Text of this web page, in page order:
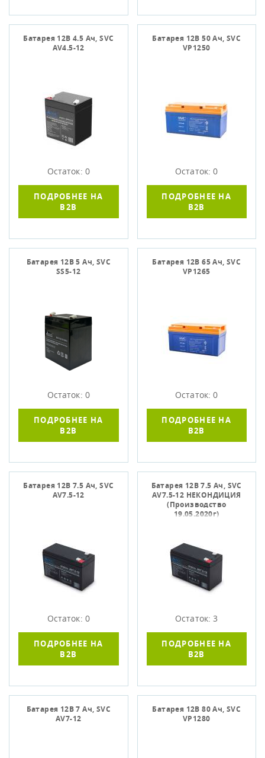
Батарея 12В 4.5 Ач, SVC
AV4.5-12
Остаток: 0
ПОДРОБНЕЕ НА
B2B
Батарея 12В 50 Ач, SVC
VP1250
Остаток: 0
ПОДРОБНЕЕ НА
B2B
Батарея 12В 5 Ач, SVC
SS5-12
Остаток: 0
ПОДРОБНЕЕ НА
B2B
Батарея 12В 65 Ач, SVC
VP1265
Остаток: 0
ПОДРОБНЕЕ НА
B2B
Батарея 12В 7.5 Ач, SVC
AV7.5-12
Остаток: 0
ПОДРОБНЕЕ НА
B2B
Батарея 12В 7.5 Ач, SVC
AV7.5-12 НЕКОНДИЦИЯ
(Производство
19.05.2020г)
Остаток: 3
ПОДРОБНЕЕ НА
B2B
Батарея 12В 7 Ач, SVC
AV7-12
Батарея 12В 80 Ач, SVC
VP1280